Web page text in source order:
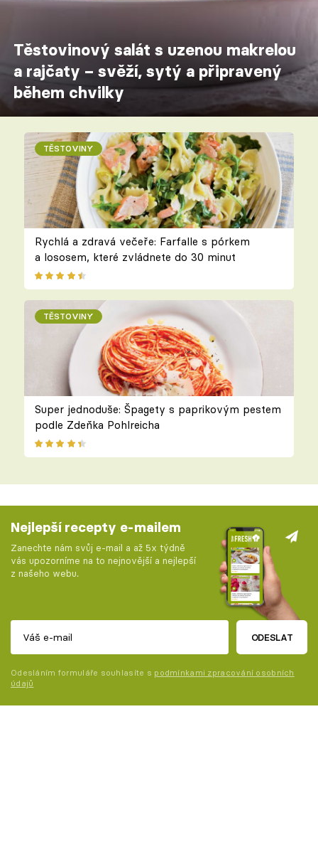
Těstovinový salát s uzenou makrelou
a rajčaty – svěží, sytý a připravený
během chvilky
TĚSTOVINY
Rychlá a zdravá večeře: Farfalle s pórkem
a lososem, které zvládnete do 30 minut
TĚSTOVINY
Super jednoduše: Špagety s paprikovým pestem
podle Zdeňka Pohlreicha
Nejlepší recepty e-mailem
Zanechte nám svůj e-mail a až 5x týdně
vás upozorníme na to nejnovější a nejlepší
z našeho webu.
ODESLAT
Odesláním formuláře souhlasíte s podmínkami zpracování osobních
údajů